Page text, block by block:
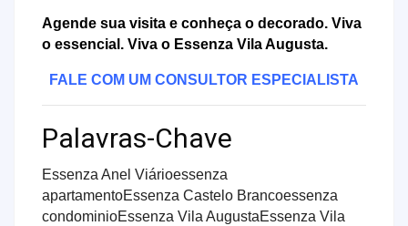
Agende sua visita e conheça o decorado. Viva
o essencial. Viva o Essenza Vila Augusta.
FALE COM UM CONSULTOR ESPECIALISTA
Palavras-Chave
Essenza Anel Viárioessenza
apartamentoEssenza Castelo Brancoessenza
condominioEssenza Vila AugustaEssenza Vila